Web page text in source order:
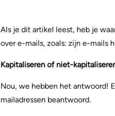
Als je dit artikel leest, heb je
over e-mails, zoals: zijn e-mails
Kapitaliseren of niet-
Nou, we hebben het antwoord!
mailadressen beantwoord.